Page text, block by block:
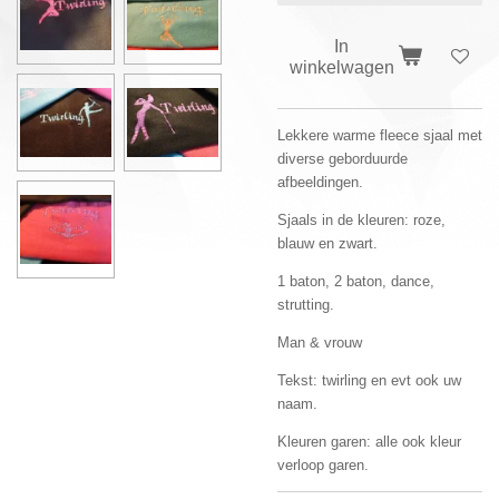
In
winkelwagen
Lekkere warme fleece sjaal met
diverse geborduurde
afbeeldingen.
Sjaals in de kleuren: roze,
blauw en zwart.
1 baton, 2 baton, dance,
strutting.
Man & vrouw
Tekst: twirling en evt ook uw
naam.
Kleuren garen: alle ook kleur
verloop garen.